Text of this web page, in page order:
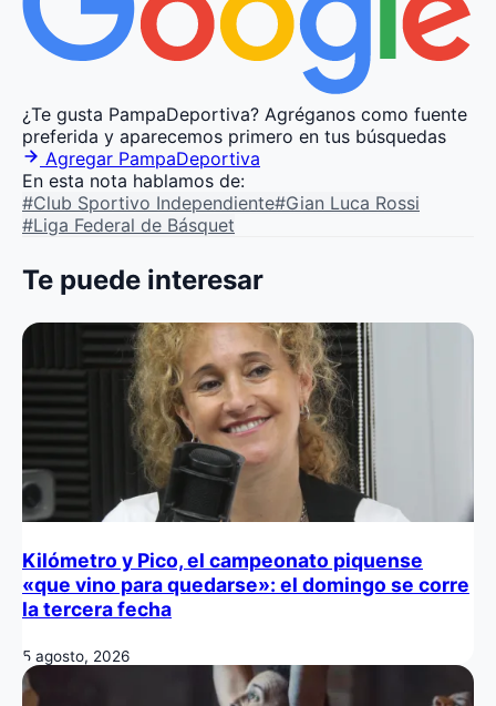
¿Te gusta PampaDeportiva? Agréganos como fuente
preferida y aparecemos primero en tus búsquedas
Agregar PampaDeportiva
En esta nota hablamos de:
#Club Sportivo Independiente#Gian Luca Rossi
#Liga Federal de Básquet
Te puede interesar
Kilómetro y Pico, el campeonato piquense
«que vino para quedarse»: el domingo se corre
la tercera fecha
5 agosto, 2026